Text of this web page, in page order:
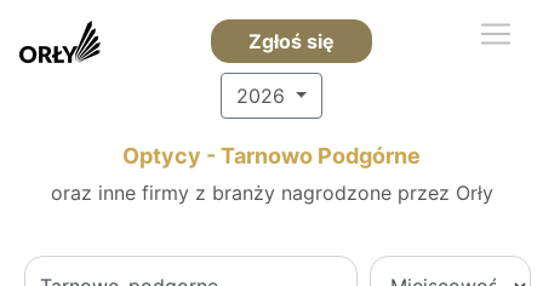
Zgłoś się
2026
Optycy - Tarnowo Podgórne
oraz inne firmy z branży nagrodzone przez Orły